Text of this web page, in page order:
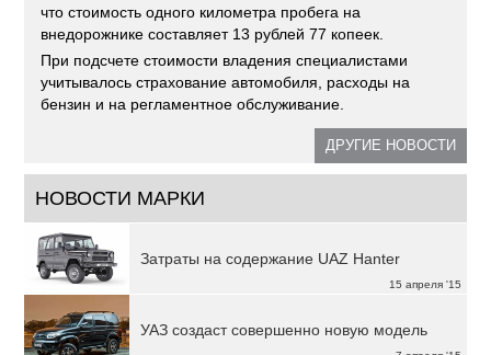
что стоимость одного километра пробега на
внедорожнике составляет 13 рублей 77 копеек.
При подсчете стоимости владения специалистами
учитывалось страхование автомобиля, расходы на
бензин и на регламентное обслуживание.
ДРУГИЕ НОВОСТИ
НОВОСТИ МАРКИ
15 апреля '15
Затраты на содержание UAZ Hanter
УАЗ создаст совершенно новую модель